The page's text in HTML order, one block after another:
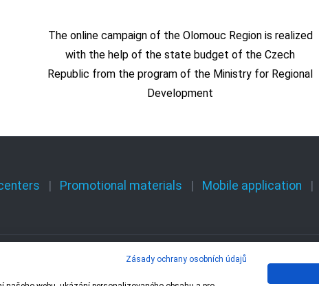
Promotional materials Mobile application
The online campaign of the Olomouc Region is realized
with the help of the state budget of the Czech
Republic from the program of the Ministry for Regional
Development
– 1 Olomoucký kraj,Centrála cestovního
Zásady ochrany osobních údajů